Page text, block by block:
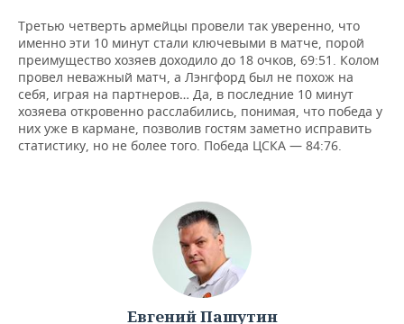
Третью четверть армейцы провели так уверенно, что
именно эти 10 минут стали ключевыми в матче, порой
преимущество хозяев доходило до 18 очков, 69:51. Колом
провел неважный матч, а Лэнгфорд был не похож на
себя, играя на партнеров… Да, в последние 10 минут
хозяева откровенно расслабились, понимая, что победа у
них уже в кармане, позволив гостям заметно исправить
статистику, но не более того. Победа ЦСКА — 84:76.
Евгений Пашутин